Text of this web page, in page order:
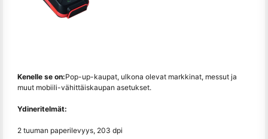
Kenelle se on:Pop-up-kaupat, ulkona olevat markkinat, messut ja
muut mobiili-vähittäiskaupan asetukset.
Ydineritelmät:
2 tuuman paperilevyys, 203 dpi